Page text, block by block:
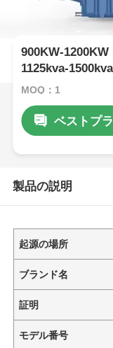
900KW-
1125kva-
MOQ：1
ベストプ
製品の説明
起源の場所
ブランド名
証明
モデル番号